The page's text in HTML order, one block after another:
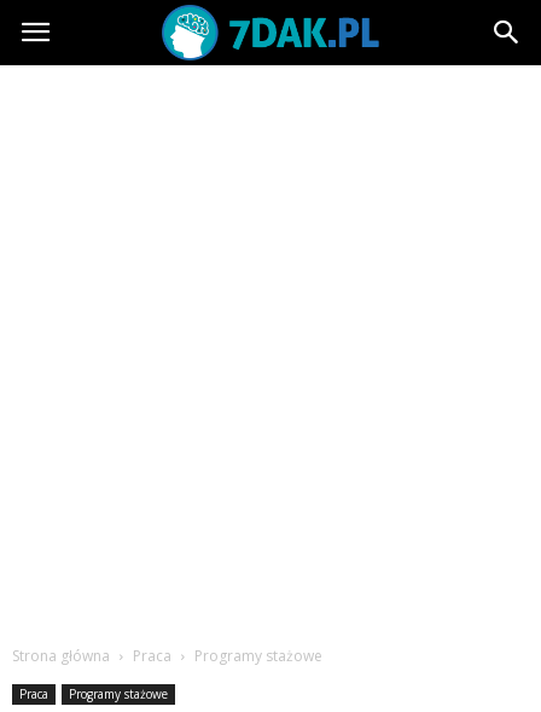
7dak.pl
Strona główna Praca Programy stażowe
Praca Programy stażowe